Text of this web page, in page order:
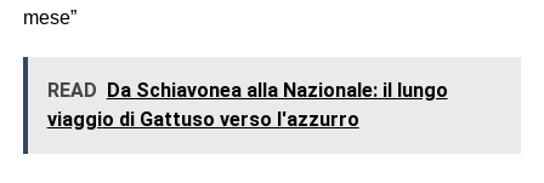
mese”
READ Da Schiavonea alla Nazionale: il lungo
viaggio di Gattuso verso l'azzurro